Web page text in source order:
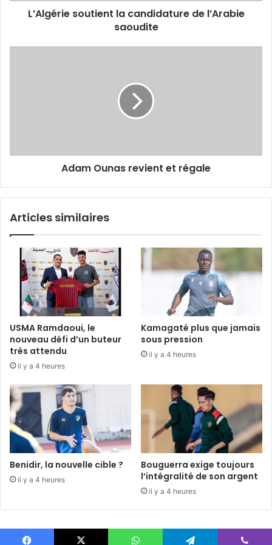
L’Algérie soutient la candidature de l’Arabie
saoudite
Adam Ounas revient et régale
Articles similaires
USMA Ramdaoui, le
nouveau défi d’un buteur
très attendu
il y a 4 heures
Kamagaté plus que jamais
sous pression
il y a 4 heures
Benidir, la nouvelle cible ?
il y a 4 heures
Bouguerra exige toujours
l’intégralité de son argent
il y a 4 heures